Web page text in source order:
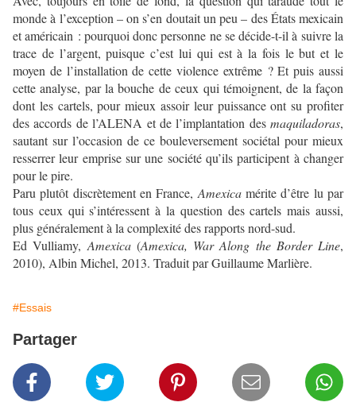
monde à l’exception – on s’en doutait un peu – des États mexicain
et américain : pourquoi donc personne ne se décide-t-il à suivre la
trace de l’argent, puisque c’est lui qui est à la fois le but et le
moyen de l’installation de cette violence extrême ? Et puis aussi
cette analyse, par la bouche de ceux qui témoignent, de la façon
dont les cartels, pour mieux assoir leur puissance ont su profiter
des accords de l’ALENA et de l’implantation des maquiladoras,
sautant sur l’occasion de ce bouleversement sociétal pour mieux
resserrer leur emprise sur une société qu’ils participent à changer
pour le pire.
Paru plutôt discrètement en France, Amexicamérite d’être lu par
tous ceux qui s’intéressent à la question des cartels mais aussi,
plus généralement à la complexité des rapports nord-sud.
Ed Vulliamy, Amexica(Amexica, War Along the Border Line,
2010), Albin Michel, 2013. Traduit par Guillaume Marlière.
#Essais
Partager